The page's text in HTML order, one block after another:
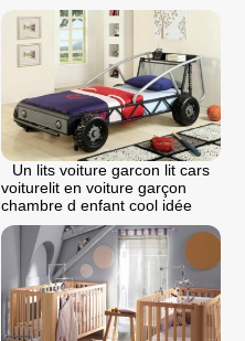
Un lits voiture garcon lit cars
voiturelit en voiture garçon
chambre d enfant cool idée